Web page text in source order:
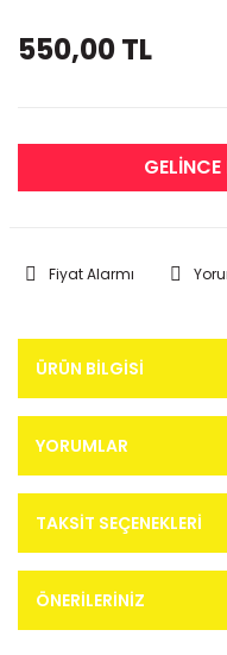
550,00 TL
GELİNCE
Fiyat Alarmı
ÜRÜN BILGISI
YORUMLAR
TAKSIT SEÇENEKLERI
ÖNERILERINIZ